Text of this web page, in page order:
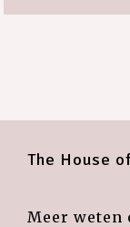
The House
Meer weten